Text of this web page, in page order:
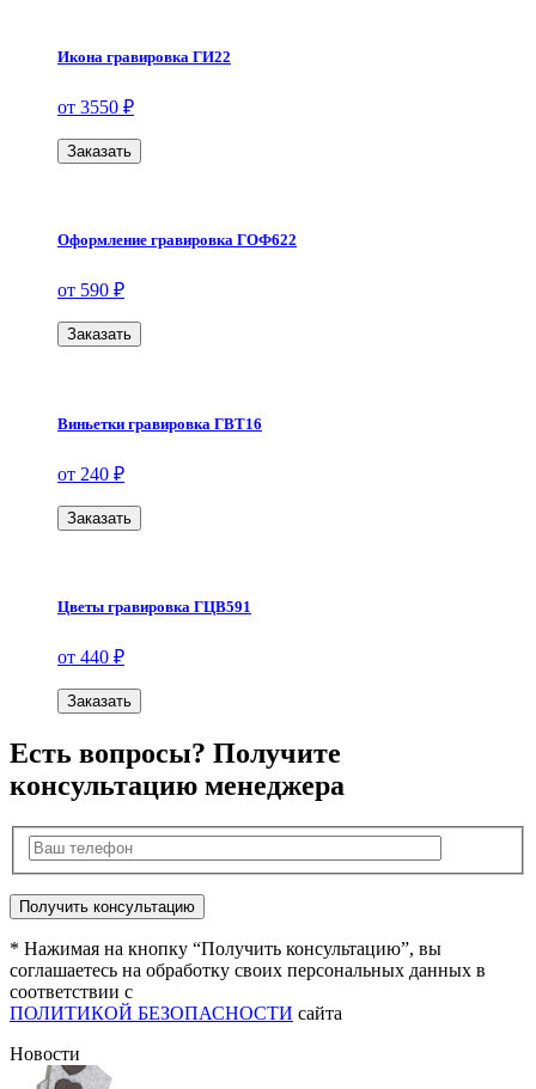
Икона гравировка ГИ22
от 3550 ₽
Заказать
Оформление гравировка ГОФ622
от 590 ₽
Заказать
Виньетки гравировка ГВТ16
от 240 ₽
Заказать
Цветы гравировка ГЦВ591
от 440 ₽
Заказать
Есть вопросы? Получите
консультацию менеджера
* Нажимая на кнопку “Получить консультацию”, вы
соглашаетесь на обработку своих персональных данных в
соответствии с
ПОЛИТИКОЙ БЕЗОПАСНОСТИ сайта
Новости